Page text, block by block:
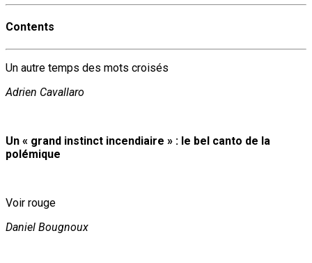
Contents
Un autre temps des mots croisés
Adrien Cavallaro
Un « grand instinct incendiaire » : le bel canto de la
polémique
Voir rouge
Daniel Bougnoux